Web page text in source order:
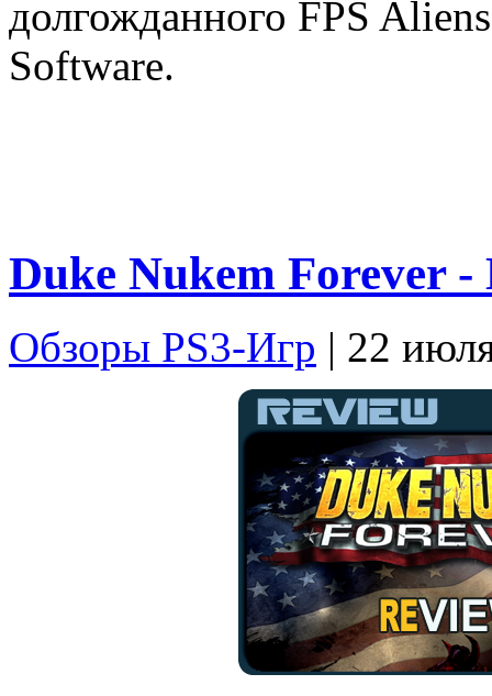
долгожданного FPS
Software.
Duke Nukem Forever -
Обзоры PS3-Игр | 22